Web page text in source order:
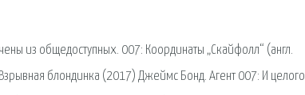
из общедоступных. 007: Координаты „Скайфолл“ (англ.
блондинка (2017) Джеймс Бонд. Агент 007: И целого